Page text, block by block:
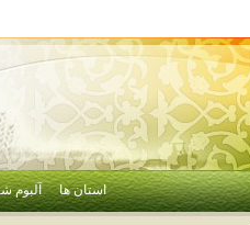
استان ها آلبوم